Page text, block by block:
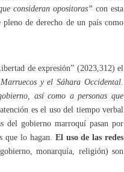
consideran opositoras” con esta
pleno de derecho de un país como
de expresión” (2023,312) el
y el Sáhara Occidental.
así como a personas que
es el uso del tiempo verbal
del gobierno marroquí pasan por
que lo hagan. El uso de las redes
monarquía, religión) son